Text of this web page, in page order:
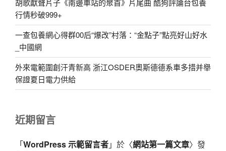
胡歌獻聲片子《南邊車站的聚首》片尾曲 酷狗評論台包養
行情秒破999+
一查包養網心得群00后“爆改”村落：“金點子”點亮好山好水
_中國網
外來電範圍創汗青新高 浙江OSDER奧斯德德系車多措并舉
保證夏日電力供給
近期留言
「WordPress 示範留言者」於〈網站第一篇文章〉發